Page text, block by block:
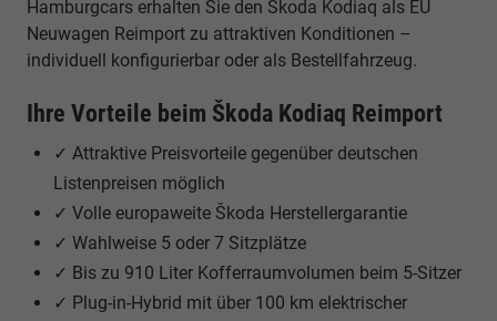
Hamburgcars erhalten Sie den Škoda Kodiaq als EU
Neuwagen Reimport zu attraktiven Konditionen –
individuell konfigurierbar oder als Bestellfahrzeug.
Ihre Vorteile beim Škoda Kodiaq Reimport
✓ Attraktive Preisvorteile gegenüber deutschen
Listenpreisen möglich
✓ Volle europaweite Škoda Herstellergarantie
✓ Wahlweise 5 oder 7 Sitzplätze
✓ Bis zu 910 Liter Kofferraumvolumen beim 5-Sitzer
✓ Plug-in-Hybrid mit über 100 km elektrischer